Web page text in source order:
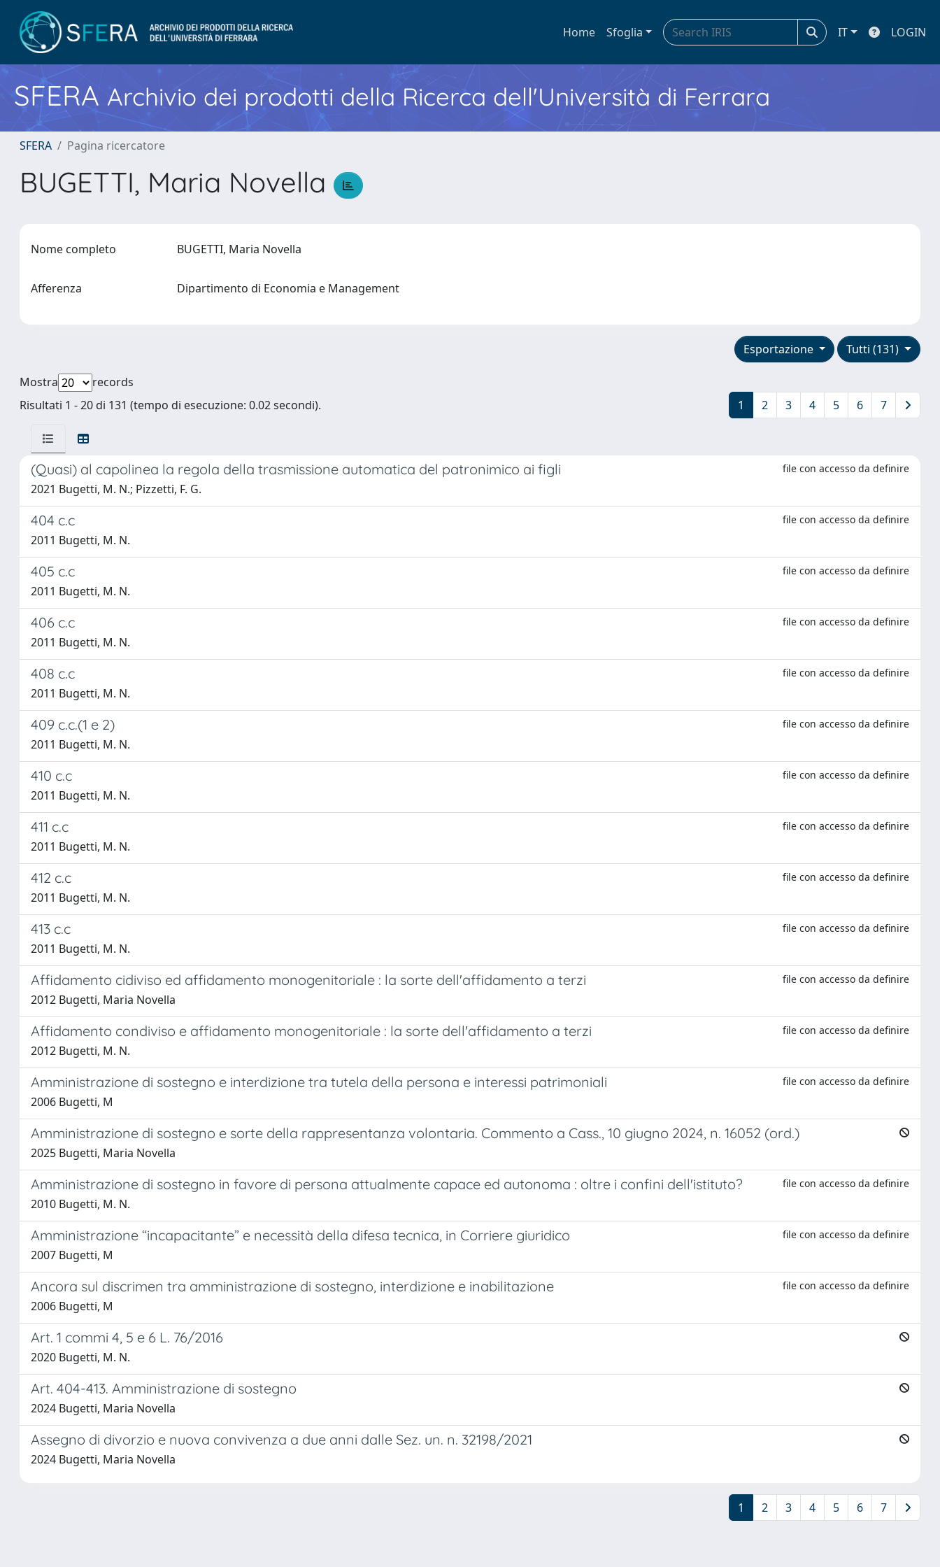
Home Sfoglia IT LOGIN
SFERA Archivio dei prodotti della Ricerca dell'Università di Ferrara
SFERA Pagina ricercatore
BUGETTI, Maria Novella
Nome completo BUGETTI, Maria Novella
Afferenza Dipartimento di Economia e Management
Tutti (131)
Esportazione
Mostra
records
Risultati 1 - 20 di 131 (tempo di esecuzione: 0.02 secondi).
1 2 3 4 5 6 7
(Quasi) al capolinea la regola della trasmissione automatica del patronimico ai figli file con accesso da definire
2021 Bugetti, M. N.; Pizzetti, F. G.
404 c.c file con accesso da definire
2011 Bugetti, M. N.
405 c.c file con accesso da definire
2011 Bugetti, M. N.
406 c.c file con accesso da definire
2011 Bugetti, M. N.
408 c.c file con accesso da definire
2011 Bugetti, M. N.
409 c.c.(1 e 2) file con accesso da definire
2011 Bugetti, M. N.
410 c.c file con accesso da definire
2011 Bugetti, M. N.
411 c.c file con accesso da definire
2011 Bugetti, M. N.
412 c.c file con accesso da definire
2011 Bugetti, M. N.
413 c.c file con accesso da definire
2011 Bugetti, M. N.
Affidamento cidiviso ed affidamento monogenitoriale : la sorte dell'affidamento a terzi file con accesso da definire
2012 Bugetti, Maria Novella
Affidamento condiviso e affidamento monogenitoriale : la sorte dell'affidamento a terzi file con accesso da definire
2012 Bugetti, M. N.
Amministrazione di sostegno e interdizione tra tutela della persona e interessi patrimoniali file con accesso da definire
2006 Bugetti, M
Amministrazione di sostegno e sorte della rappresentanza volontaria. Commento a Cass., 10 giugno 2024, n. 16052 (ord.)
2025 Bugetti, Maria Novella
Amministrazione di sostegno in favore di persona attualmente capace ed autonoma : oltre i confini dell'istituto? file con accesso da definire
2010 Bugetti, M. N.
Amministrazione “incapacitante” e necessità della difesa tecnica, in Corriere giuridico file con accesso da definire
2007 Bugetti, M
Ancora sul discrimen tra amministrazione di sostegno, interdizione e inabilitazione file con accesso da definire
2006 Bugetti, M
Art. 1 commi 4, 5 e 6 L. 76/2016
2020 Bugetti, M. N.
Art. 404-413. Amministrazione di sostegno
2024 Bugetti, Maria Novella
Assegno di divorzio e nuova convivenza a due anni dalle Sez. un. n. 32198/2021
2024 Bugetti, Maria Novella
1 2 3 4 5 6 7